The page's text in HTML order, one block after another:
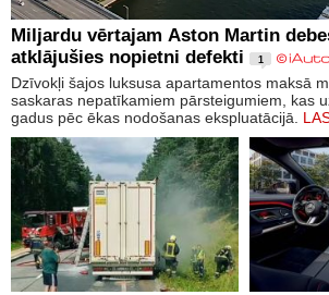
Miljardu vērtajam Aston Martin
atklājušies nopietni defekti
1
Dzīvokļi šajos luksusa apartamentos maksā
saskaras nepatīkamiem pārsteigumiem, kas
gadus pēc ēkas nodošanas ekspluatācijā.